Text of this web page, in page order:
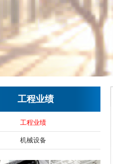
工程业绩
工程业绩
机械设备